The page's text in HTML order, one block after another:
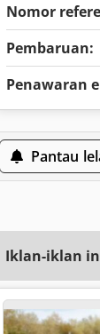
Nomor
Pembaruan:
Penawaran
Pantau
Iklan-iklan